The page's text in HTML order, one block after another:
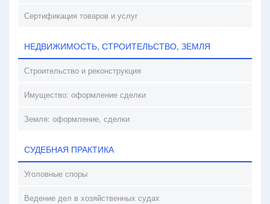
Сертификация товаров и услуг
НЕДВИЖИМОСТЬ, СТРОИТЕЛЬСТВО, ЗЕМЛЯ
Строительство и реконструкция
Имущество: оформление сделки
Земля: оформление, сделки
СУДЕБНАЯ ПРАКТИКА
Уголовные споры
Ведение дел в хозяйственных судах